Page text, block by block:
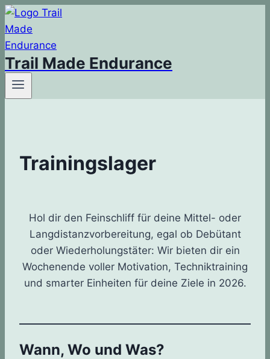
Zum
Inhalt
springen
Trail Made Endurance
Trainingslager
Hol dir den Feinschliff für deine Mittel- oder
Langdistanzvorbereitung, egal ob Debütant
oder Wiederholungstäter: Wir bieten dir ein
Wochenende voller Motivation, Techniktraining
und smarter Einheiten für deine Ziele in 2026.
Wann, Wo und Was?